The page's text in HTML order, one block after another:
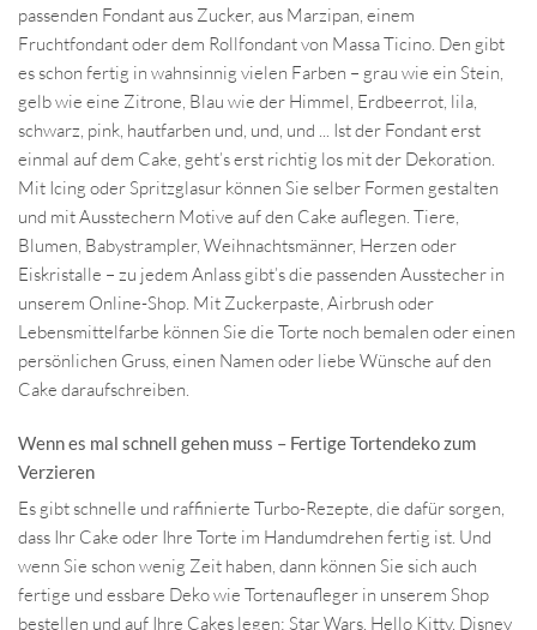
passenden Fondant aus Zucker, aus Marzipan, einem
Fruchtfondant oder dem Rollfondant von Massa Ticino. Den gibt
es schon fertig in wahnsinnig vielen Farben – grau wie ein Stein,
gelb wie eine Zitrone, Blau wie der Himmel, Erdbeerrot, lila,
schwarz, pink, hautfarben und, und, und ... Ist der Fondant erst
einmal auf dem Cake, geht’s erst richtig los mit der Dekoration.
Mit Icing oder Spritzglasur können Sie selber Formen gestalten
und mit Ausstechern Motive auf den Cake auflegen. Tiere,
Blumen, Babystrampler, Weihnachtsmänner, Herzen oder
Eiskristalle – zu jedem Anlass gibt’s die passenden Ausstecher in
unserem Online-Shop. Mit Zuckerpaste, Airbrush oder
Lebensmittelfarbe können Sie die Torte noch bemalen oder einen
persönlichen Gruss, einen Namen oder liebe Wünsche auf den
Cake daraufschreiben.
Wenn es mal schnell gehen muss – Fertige Tortendeko zum
Verzieren
Es gibt schnelle und raffinierte Turbo-Rezepte, die dafür sorgen,
dass Ihr Cake oder Ihre Torte im Handumdrehen fertig ist. Und
wenn Sie schon wenig Zeit haben, dann können Sie sich auch
fertige und essbare Deko wie Tortenaufleger in unserem Shop
bestellen und auf Ihre Cakes legen: Star Wars, Hello Kitty, Disney